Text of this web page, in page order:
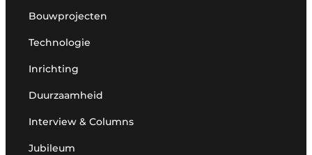
Bouwprojecten
Technologie
Inrichting
Duurzaamheid
Interview & Columns
Jubileum